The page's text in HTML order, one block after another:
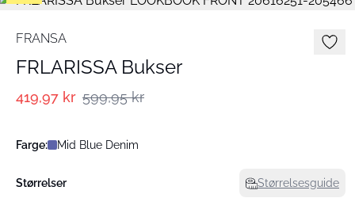
FRANSA
FRLARISSA Bukser
419,97 kr 599,95 kr
Farge: Mid Blue Denim
Størrelser Størrelsesguide